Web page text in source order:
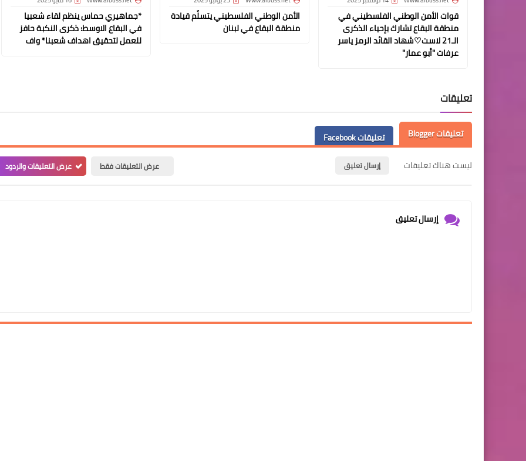
قوات الأمن الوطني الفلسطيني في
منطقة البقاع تشارك بإحياء الذكرى
الـ21 لاست♡شهاد القائد الرمز ياسر
عرفات "أبو عمار"
الأمن الوطني الفلسطيني يتسلّم قيادة
منطقة البقاع في لبنان
*جماهيري حماس ينظم لقاء شعبيا
في البقاع الاوسط: ذكرى النكبة حافز
للعمل لتحقيق اهداف شعبنا* واف
تعليقات
تعليقات Blogger
تعليقات Facebook
ليست هناك تعليقات
إرسال تعليق عرض التعليقات فقط عرض التعليقات والردود
إرسال تعليق
Www.albuss.net
05 مايو 2023
05 مايو 2023